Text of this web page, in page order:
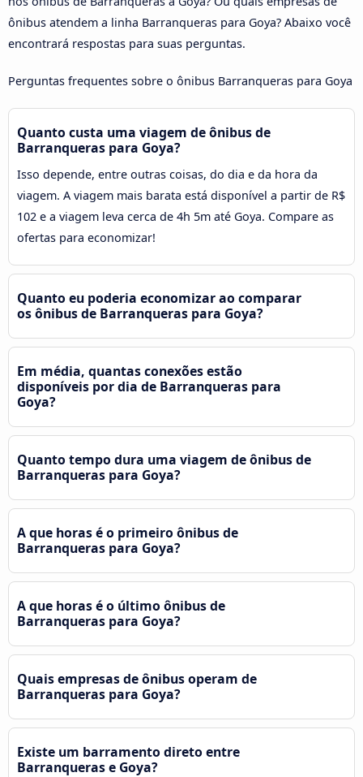
ônibus atendem a linha Barranqueras para Goya? Abaixo você
encontrará respostas para suas perguntas.
Perguntas frequentes sobre o ônibus Barranqueras para Goya
Quanto custa uma viagem de ônibus de
Barranqueras para Goya?
Isso depende, entre outras coisas, do dia e da hora da
viagem. A viagem mais barata está disponível a partir de R$
102 e a viagem leva cerca de 4h 5m até Goya. Compare as
ofertas para economizar!
Quanto eu poderia economizar ao comparar
os ônibus de Barranqueras para Goya?
Em média, quantas conexões estão
disponíveis por dia de Barranqueras para
Goya?
Quanto tempo dura uma viagem de ônibus de
Barranqueras para Goya?
A que horas é o primeiro ônibus de
Barranqueras para Goya?
A que horas é o último ônibus de
Barranqueras para Goya?
Quais empresas de ônibus operam de
Barranqueras para Goya?
Existe um barramento direto entre
Barranqueras e Goya?